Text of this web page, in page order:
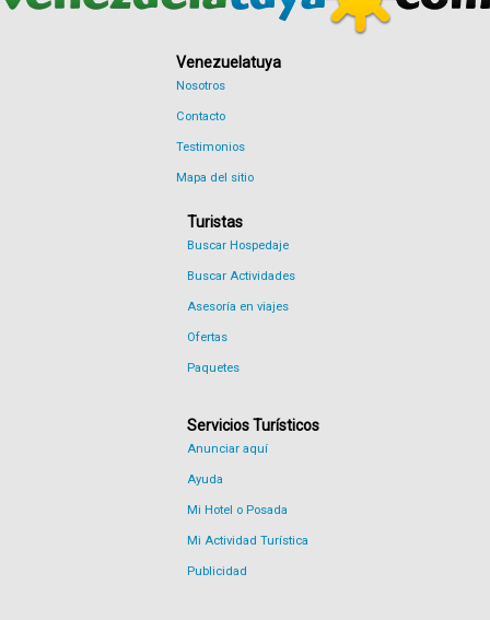
Venezuelatuya
Nosotros
Contacto
Testimonios
Mapa del sitio
Turistas
Buscar Hospedaje
Buscar Actividades
Asesoría en viajes
Ofertas
Paquetes
Servicios Turísticos
Anunciar aquí
Ayuda
Mi Hotel o Posada
Mi Actividad Turística
Publicidad